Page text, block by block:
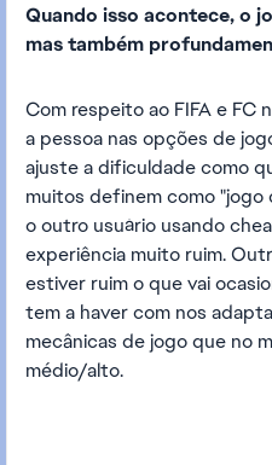
Quando isso acontece, o
mas também
Com respeito ao FIFA e FC
a pessoa nas opções de
ajuste a dificuldade como
muitos definem como "jogo
o outro usuário usando
experiência muito ruim.
estiver ruim o que vai
tem a haver com nos
mecânicas de jogo que no
médio/alto.